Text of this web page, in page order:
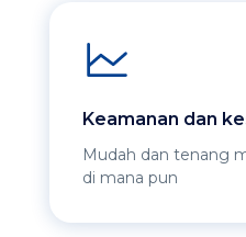
Keamanan dan
Mudah dan tenang
di mana pun